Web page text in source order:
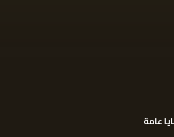
عامة